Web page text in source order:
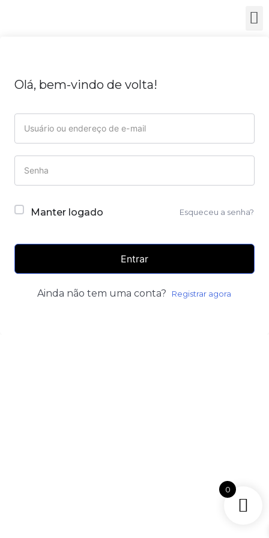
Olá, bem-vindo de volta!
Manter logado Esqueceu a senha?
Entrar
Ainda não tem uma conta? Registrar agora
0